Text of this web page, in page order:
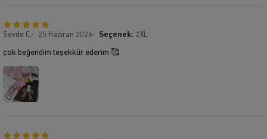
Sevde C. 25 Haziran 2026 Seçenek: 2XL
çok beğendim teşekkür ederim 🥰